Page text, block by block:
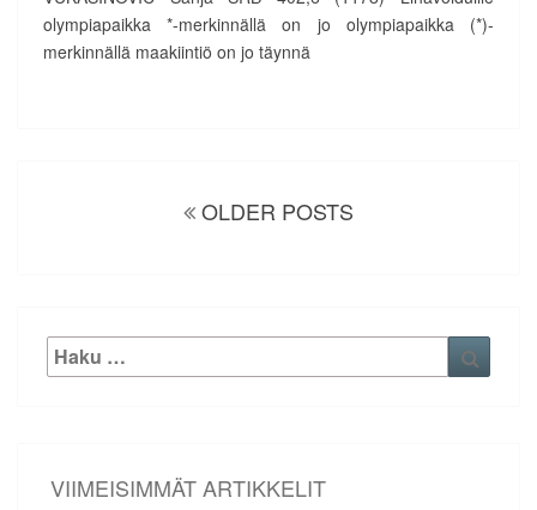
olympiapaikka *-merkinnällä on jo olympiapaikka (*)-
merkinnällä maakiintiö on jo täynnä
OLDER POSTS
Etsi:
VIIMEISIMMÄT ARTIKKELIT